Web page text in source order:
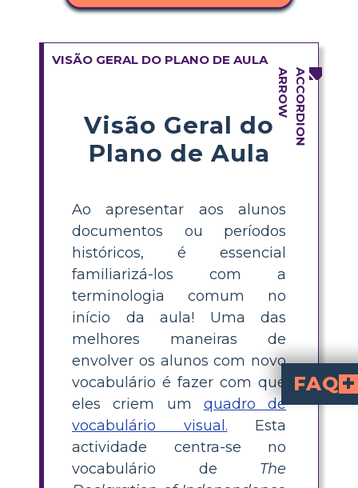
VISÃO GERAL DO PLANO DE AULA
Visão Geral do
Plano de Aula
Ao apresentar aos alunos
documentos ou períodos
históricos, é essencial
familiarizá-los com a
terminologia comum no
início da aula! Uma das
melhores maneiras de
envolver os alunos com novo
vocabulário é fazer com que
eles criem um quadro de
vocabulário visual. Esta
actividade centra-se no
vocabulário de The
FAQ